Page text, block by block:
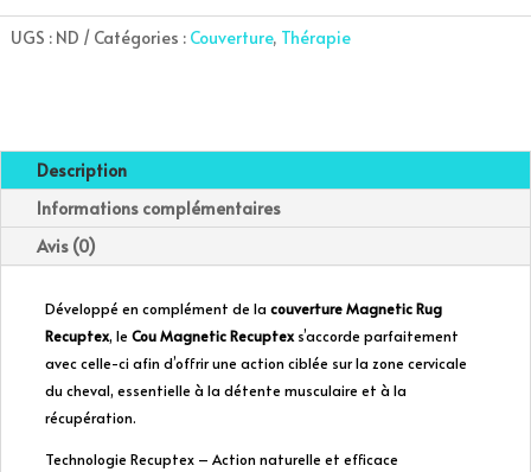
cou
Recuptex
l
t
a
t
e
UGS : ND Catégories : Couverture, Thérapie
Description
Informations complémentaires
Avis (0)
Développé en complément de la couverture Magnetic Rug
Recuptex, le Cou Magnetic Recuptexs’accorde parfaitement
avec celle-ci afin d’offrir une action ciblée sur la zone cervicale
du cheval, essentielle à la détente musculaire et à la
récupération.
Technologie Recuptex – Action naturelle et efficace